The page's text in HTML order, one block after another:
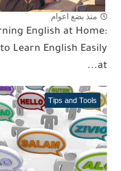
منذ بضع اعوام
English at Home:
Learn English Easily
at...
Tips and Tools